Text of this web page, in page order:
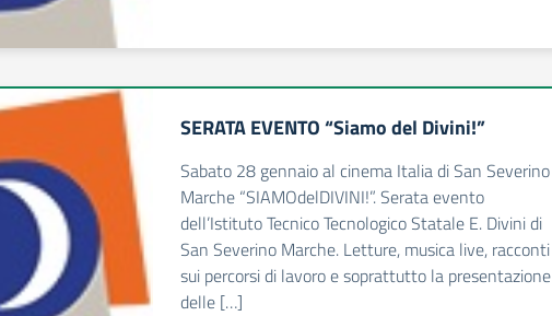
SERATA EVENTO “Siamo del Divini!”
Sabato 28 gennaio al cinema Italia di San Severino
Marche “SIAMOdelDIVINI!”. Serata evento
dell’Istituto Tecnico Tecnologico Statale E. Divini di
San Severino Marche. Letture, musica live, racconti
sui percorsi di lavoro e soprattutto la presentazione
delle […]